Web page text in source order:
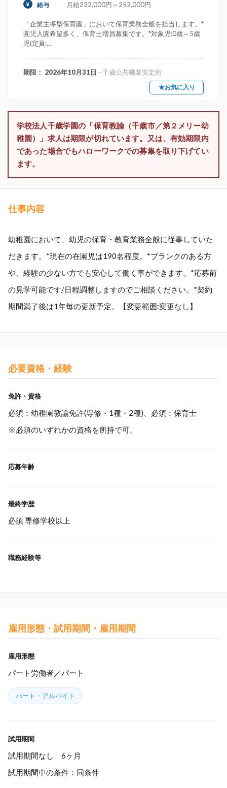
給与 月給232,000円～252,000円
「企業主導型保育園」において保育業務全般を担当します。*
園児入園希望多く、保育士増員募集です。*対象児:0歳～5歳
児(定員:...
期限： 2026年10月31日 - 千歳公共職業安定所
★お気に入り
学校法人千歳学園の「保育教諭（千歳市／第２メリー幼
稚園）」求人は期限が切れています。又は、有効期限内
であった場合でもハローワークでの募集を取り下げてい
ます。
仕事内容
幼稚園において、幼児の保育・教育業務全般に従事していた
だきます。*現在の在園児は190名程度。*ブランクのある方
や、経験の少ない方でも安心して働く事ができます。*応募前
の見学可能です/日程調整しますのでご相談ください。*契約
期間満了後は1年毎の更新予定。【変更範囲:変更なし】
必要資格・経験
免許・資格
必須：幼稚園教諭免許(専修・1種・2種)、必須：保育士
※必須のいずれかの資格を所持で可。
応募年齢
最終学歴
必須 専修学校以上
職務経験等
雇用形態・試用期間・雇用期間
雇用形態
パート労働者／パート
パート・アルバイト
試用期間
試用期間なし 6ヶ月
試用期間中の条件：同条件